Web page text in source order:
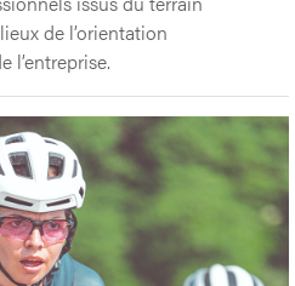
de l’orientation
l’entreprise.